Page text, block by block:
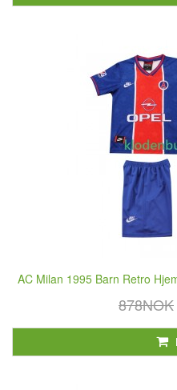
AC Milan 1995 Barn Retro
878NOK